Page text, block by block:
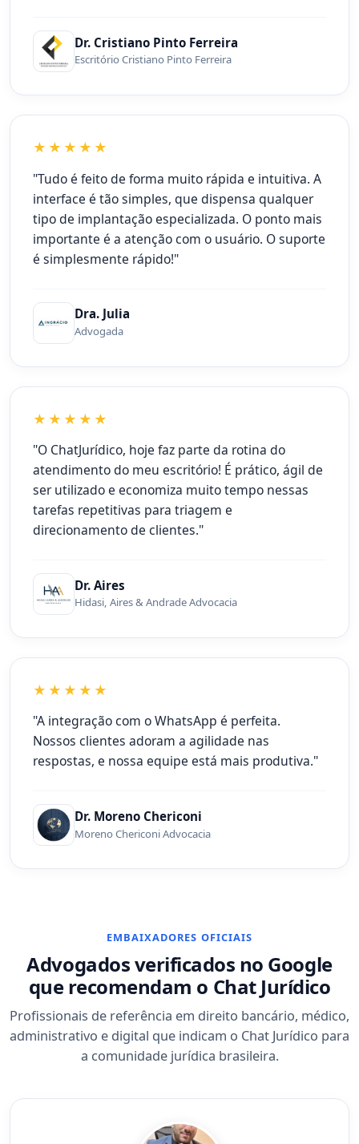
Dr. Cristiano Pinto Ferreira
Escritório Cristiano Pinto Ferreira
★★★★★
"Tudo é feito de forma muito rápida e intuitiva. A
interface é tão simples, que dispensa qualquer
tipo de implantação especializada. O ponto mais
importante é a atenção com o usuário. O suporte
é simplesmente rápido!"
Dra. Julia
Advogada
★★★★★
"O ChatJurídico, hoje faz parte da rotina do
atendimento do meu escritório! É prático, ágil de
ser utilizado e economiza muito tempo nessas
tarefas repetitivas para triagem e
direcionamento de clientes."
Dr. Aires
Hidasi, Aires & Andrade Advocacia
★★★★★
"A integração com o WhatsApp é perfeita.
Nossos clientes adoram a agilidade nas
respostas, e nossa equipe está mais produtiva."
Dr. Moreno Chericoni
Moreno Chericoni Advocacia
EMBAIXADORES OFICIAIS
Advogados verificados no Google
que recomendam o Chat Jurídico
Profissionais de referência em direito bancário, médico,
administrativo e digital que indicam o Chat Jurídico para
a comunidade jurídica brasileira.